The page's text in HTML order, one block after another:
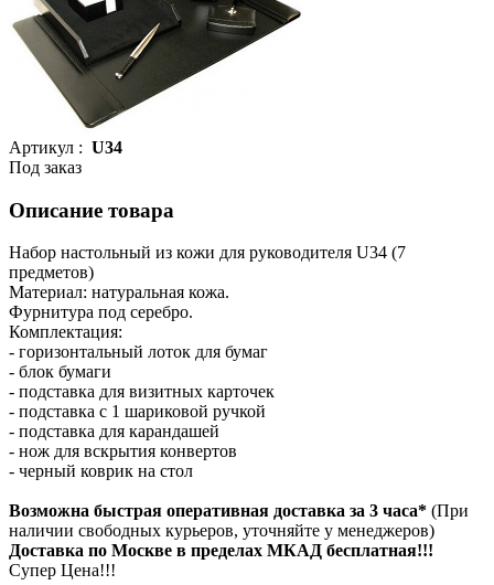
Артикул : U34
Под заказ
Описание товара
Набор настольный из кожи для руководителя U34 (7
предметов)
Материал: натуральная кожа.
Фурнитура под серебро.
Комплектация:
- горизонтальный лоток для бумаг
- блок бумаги
- подставка для визитных карточек
- подставка с 1 шариковой ручкой
- подставка для карандашей
- нож для вскрытия конвертов
- черный коврик на стол
Возможна быстрая оперативная доставка за 3 часа* (При
наличии свободных курьеров, уточняйте у менеджеров)
Доставка по Москве в пределах МКАД бесплатная!!!
Супер Цена!!!